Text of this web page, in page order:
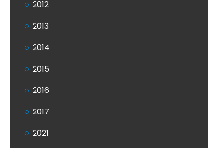
2012
2013
2014
2015
2016
2017
2021